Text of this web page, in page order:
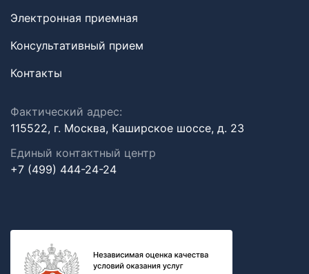
Электронная приемная
Консультативный прием
Контакты
Фактический адрес:
115522, г. Москва, Каширское шоссе, д. 23
Единый контактный центр
+7 (499) 444-24-24